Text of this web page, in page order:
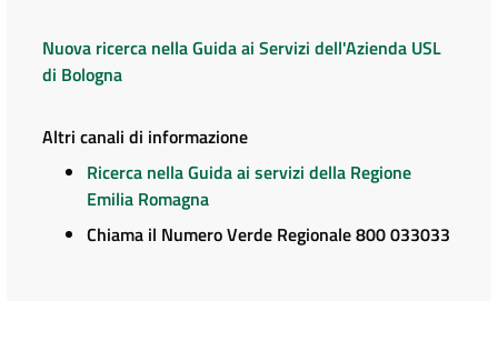
Nuova ricerca nella Guida ai Servizi dell'Azienda USL
di Bologna
Altri canali di informazione
Ricerca nella Guida ai servizi della Regione
Emilia Romagna
Chiama il Numero Verde Regionale 800 033033